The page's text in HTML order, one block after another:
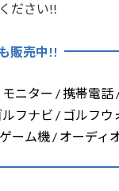
ださい!!
販売中!!
ニター / 携帯電
フナビ / ゴルフ
ーム機 / オーディ